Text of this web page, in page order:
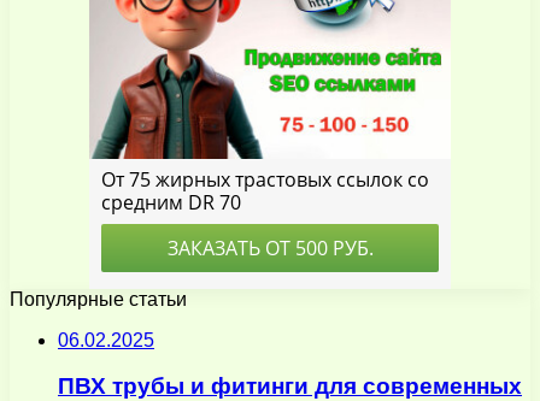
Популярные статьи
06.02.2025
ПВХ трубы и фитинги для современных